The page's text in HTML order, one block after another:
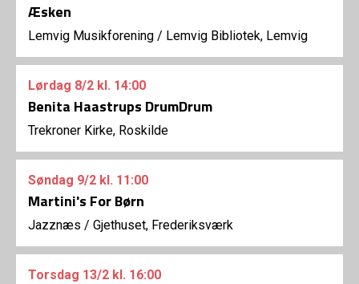
Æsken
Lemvig Musikforening / Lemvig Bibliotek, Lemvig
Lørdag 8/2 kl. 14:00
Benita Haastrups DrumDrum
Trekroner Kirke, Roskilde
Søndag 9/2 kl. 11:00
Martini's For Børn
Jazznæs / Gjethuset, Frederiksværk
Torsdag 13/2 kl. 16:00